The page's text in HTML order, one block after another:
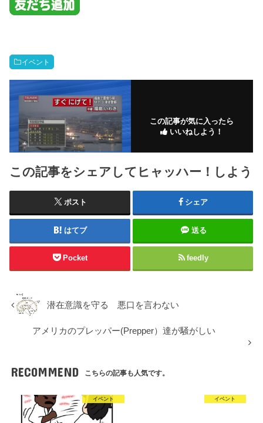
イベント
この記事が気に入ったら
いいねしよう！
この記事をシェアしてヒャッハー！しよう
ポスト シェア
はてブ 送る
Pocket feedly
潜在意識を守る 悪口を言わない
アメリカのプレッパー(Prepper）達が騒がしい
RECOMMEND こちらの記事も人気です。
イベント イベント